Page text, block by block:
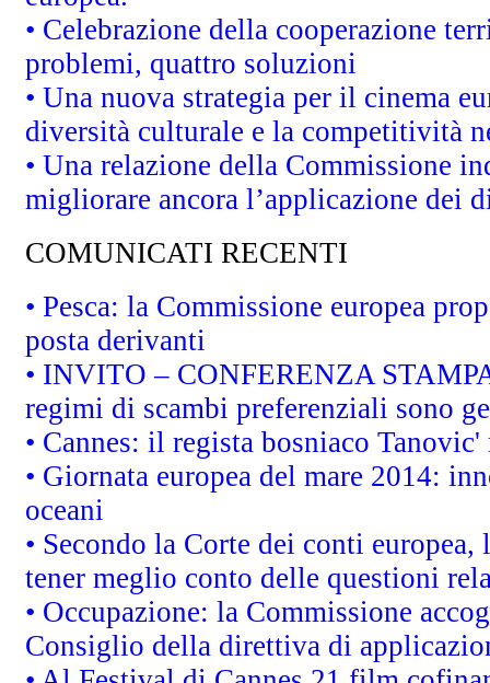
• Celebrazione della cooperazione
problemi, quattro soluzioni
• Una nuova strategia per il cinema
diversità culturale e la competitività
• Una relazione della Commissione
migliorare ancora l’applicazione dei
COMUNICATI RECENTI
• Pesca: la Commissione europea
posta derivanti
• INVITO – CONFERENZA
regimi di scambi preferenziali sono
• Cannes: il regista bosniaco
• Giornata europea del mare 2014:
oceani
• Secondo la Corte dei conti
tener meglio conto delle questioni
• Occupazione: la Commissione
Consiglio della direttiva di